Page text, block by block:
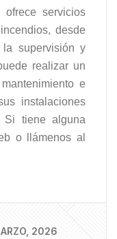
servicios
desde
supervisión y
realizar un
e
instalaciones
Si tiene alguna
o llámenos al
2026